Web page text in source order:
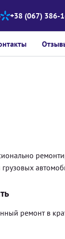
+38 (067) 386-
ремонт в